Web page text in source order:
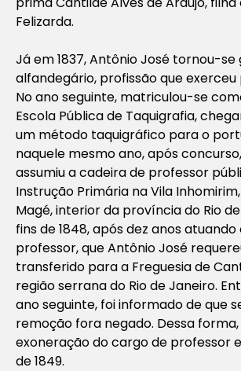
Felizarda.
Já em 1837, Antônio José tornou-se
alfandegário, profissão que exerceu
No ano seguinte, matriculou-se
Escola Pública de Taquigrafia,
um método taquigráfico para o
naquele mesmo ano, após
assumiu a cadeira de professor
Instrução Primária na Vila
Magé, interior da província do Rio
fins de 1848, após dez anos
professor, que Antônio José
transferido para a Freguesia de
região serrana do Rio de Janeiro.
ano seguinte, foi informado de que
remoção fora negado. Dessa
exoneração do cargo de professor
de 1849.